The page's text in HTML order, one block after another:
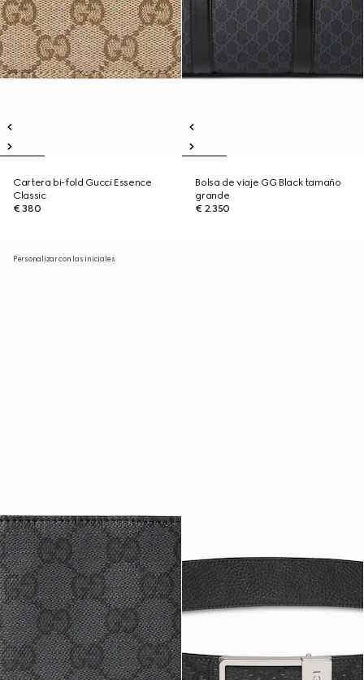
Cartera bi-fold Gucci Essence
Classic
€ 380
Bolsa de viaje GG Black tamaño
grande
€ 2.350
Personalizar con las iniciales